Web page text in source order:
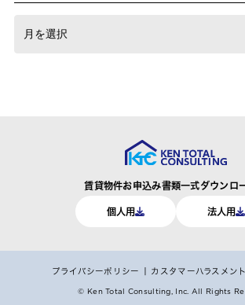
賃貸物件お申込み書類一式ダウンロ
個人用 法人用
プライバシーポリシー カスタマーハラスメン
© Ken Total Consulting, Inc. All Rights